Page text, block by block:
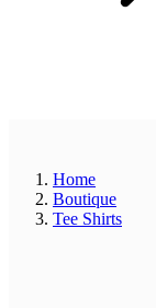
Home
Boutique
Tee Shirts